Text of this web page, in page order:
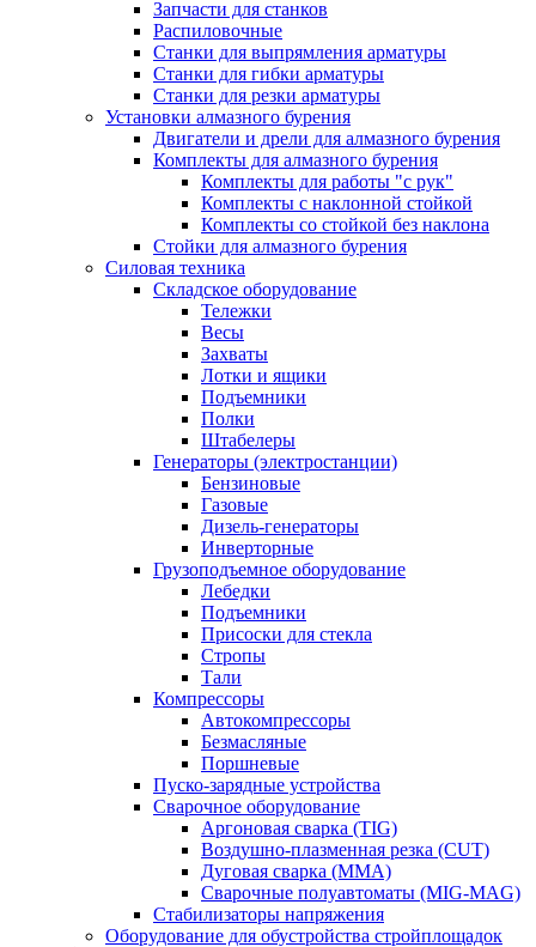
Запчасти для станков
Распиловочные
Станки для выпрямления арматуры
Станки для гибки арматуры
Станки для резки арматуры
Установки алмазного бурения
Двигатели и дрели для алмазного бурения
Комплекты для алмазного бурения
Комплекты для работы "с рук"
Комплекты с наклонной стойкой
Комплекты со стойкой без наклона
Стойки для алмазного бурения
Силовая техника
Складское оборудование
Тележки
Весы
Захваты
Лотки и ящики
Подъемники
Полки
Штабелеры
Генераторы (электростанции)
Бензиновые
Газовые
Дизель-генераторы
Инверторные
Грузоподъемное оборудование
Лебедки
Подъемники
Присоски для стекла
Стропы
Тали
Компрессоры
Автокомпрессоры
Безмасляные
Поршневые
Пуско-зарядные устройства
Сварочное оборудование
Аргоновая сварка (TIG)
Воздушно-плазменная резка (CUT)
Дуговая сварка (ММА)
Сварочные полуавтоматы (MIG-MAG)
Стабилизаторы напряжения
Оборудование для обустройства стройплощадок